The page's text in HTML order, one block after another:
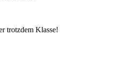
trotzdem Klasse!